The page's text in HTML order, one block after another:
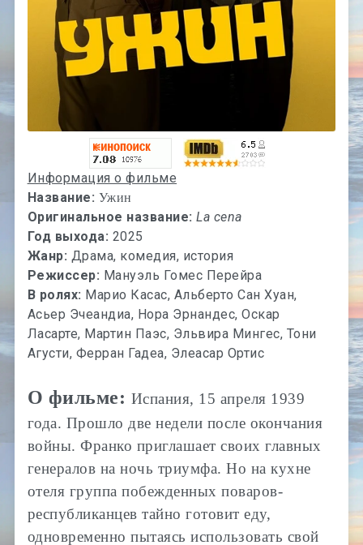
Информация о фильме
Название: Ужин
Оригинальное название:La cena
Год выхода: 2025
Жанр: Драма, комедия, история
Режиссер: Мануэль Гомес Перейра
В ролях: Марио Касас, Альберто Сан Хуан,
Асьер Эчеандиа, Нора Эрнандес, Оскар
Ласарте, Мартин Паэс, Эльвира Мингес, Тони
Агусти, Ферран Гадеа, Элеасар Ортис
О фильме: Испания, 15 апреля 1939
года. Прошло две недели после окончания
войны. Франко приглашает своих главных
генералов на ночь триумфа. Но на кухне
отеля группа побежденных поваров-
республиканцев тайно готовит еду,
одновременно пытаясь использовать свой